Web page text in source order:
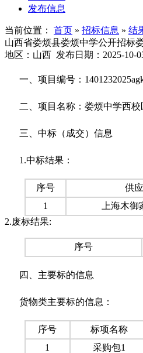
发布信息
当前位置： 首页 » 招标信息 » 结
山西省娄烦县娄烦中学公开招标
地区：山西 发布日期：2025-10-
一、项目编号：
二、项目名称：娄烦中学西校
三、中标（成交）信息
1.中标结果：
序号 供
1
上海木
2.废标结果:
序号
四、主要标的信息
货物类主要标的信息：
序号 标项名称
1
采购包1